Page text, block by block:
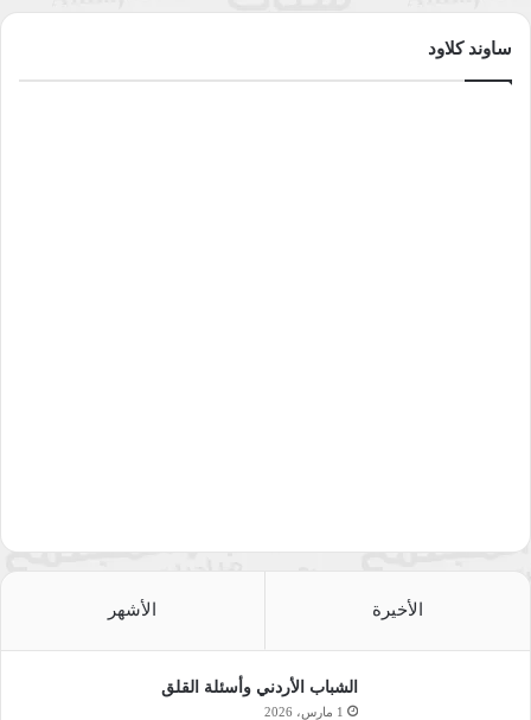
ساوند كلاود
الأخيرة الأشهر
الشباب الأردني وأسئلة القلق
1 مارس، 2026